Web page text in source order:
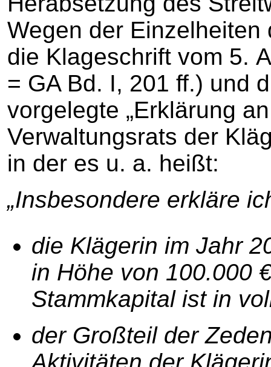
Wegen der
die Klageschrift vom 5.
= GA Bd. I, 201 ff.) und
vorgelegte „Erklärung
Verwaltungsrats der
in der es u. a. heißt:
„Insbesondere erkläre
die Klägerin im Jahr
in Höhe von 100.000
Stammkapital ist in
der Großteil der